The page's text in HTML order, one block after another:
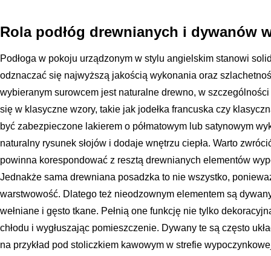
Rola podłóg drewnianych i dywanów
Podłoga w pokoju urządzonym w stylu angielskim stanowi
odznaczać się najwyższą jakością wykonania oraz
wybieranym surowcem jest naturalne drewno, w
się w klasyczne wzory, takie jak jodełka francuska czy
być zabezpieczone lakierem o półmatowym lub satynowym
naturalny rysunek słojów i dodaje wnętrzu ciepła. Warto
powinna korespondować z resztą drewnianych elementów
Jednakże sama drewniana posadzka to nie wszystko,
warstwowość. Dlatego też nieodzownym elementem są
wełniane i gęsto tkane. Pełnią one funkcję nie tylko
chłodu i wygłuszając pomieszczenie. Dywany te są często
na przykład pod stoliczkiem kawowym w strefie